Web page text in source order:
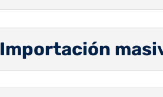
Importación